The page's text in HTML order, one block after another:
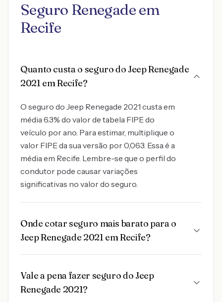
Seguro Renegade em
Recife
Quanto custa o seguro do Jeep Renegade
2021 em Recife?
O seguro do Jeep Renegade 2021 custa em
média 6.3% do valor de tabela FIPE do
veículo por ano. Para estimar, multiplique o
valor FIPE da sua versão por 0,063. Essa é a
média em Recife. Lembre-se que o perfil do
condutor pode causar variações
significativas no valor do seguro.
Onde cotar seguro mais barato para o
Jeep Renegade 2021 em Recife?
Vale a pena fazer seguro do Jeep
Renegade 2021?